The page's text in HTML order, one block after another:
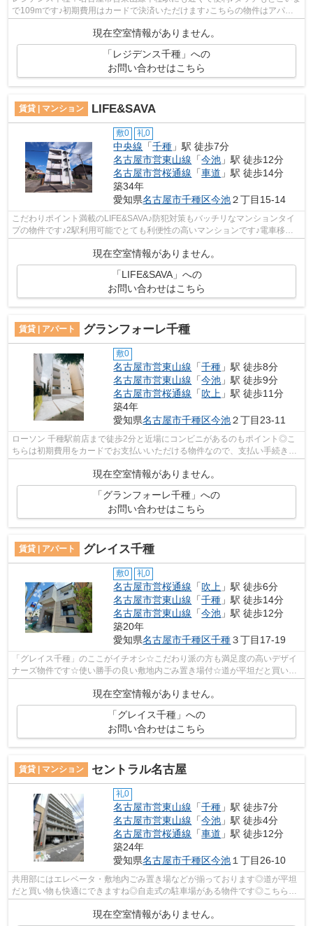
で109mです♪初期費用はカードで決済いただけます♪こちらの物件はアパー
トです♪名古屋市千種区エリアにある賃...
現在空室情報がありません。
「レジデンス千種」への
お問い合わせはこちら
賃貸 | マンション LIFE&SAVA
敷0 礼0
中央線 「千種 」駅 徒歩7分
名古屋市営東山線 「今池 」駅 徒歩12分
名古屋市営桜通線 「車道 」駅 徒歩14分
築34年
愛知県名古屋市千種区今池２丁目15-14
こだわりポイント満載のLIFE&SAVA♪防犯対策もバッチリなマンションタイ
プの物件です♪2駅利用可能でとても利便性の高いマンションです♪電車移動
現在空室情報がありません。
「LIFE&SAVA」への
お問い合わせはこちら
賃貸 | アパート グランフォーレ千種
敷0
名古屋市営東山線 「千種 」駅 徒歩8分
名古屋市営東山線 「今池 」駅 徒歩9分
名古屋市営桜通線 「吹上 」駅 徒歩11分
築4年
愛知県名古屋市千種区今池２丁目23-11
ローソン 千種駅前店まで徒歩2分と近場にコンビニがあるのもポイント◎こ
ちらは初期費用をカードでお支払いいただける物件なので、支払い手続きの
手間が省けます◎駅から徒歩8分の物件な...
現在空室情報がありません。
「グランフォーレ千種」への
お問い合わせはこちら
賃貸 | アパート グレイス千種
敷0 礼0
名古屋市営桜通線 「吹上 」駅 徒歩6分
名古屋市営東山線 「千種 」駅 徒歩14分
名古屋市営東山線 「今池 」駅 徒歩12分
築20年
愛知県名古屋市千種区千種３丁目17-19
「グレイス千種」のここがイチオシ☆こだわり派の方も満足度の高いデザイ
ナーズ物件です☆使い勝手の良い敷地内ごみ置き場付☆道が平坦だと買い物
現在空室情報がありません。
「グレイス千種」への
お問い合わせはこちら
賃貸 | マンション セントラル名古屋
礼0
名古屋市営東山線 「千種 」駅 徒歩7分
名古屋市営東山線 「今池 」駅 徒歩4分
名古屋市営桜通線 「車道 」駅 徒歩12分
築24年
愛知県名古屋市千種区今池 １丁目26-10
共用部にはエレベータ・敷地内ごみ置き場などが揃っております◎道が平坦
だと買い物も快適にできますね◎自走式の駐車場がある物件です◎こちらの
現在空室情報がありません。